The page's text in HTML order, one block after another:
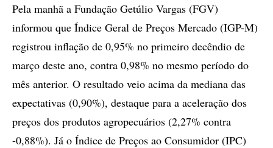
Pela manhã a Fundação Getúlio Vargas (FGV)
informou que Índice Geral de Preços Mercado (IGP-M)
registrou inflação de 0,95% no primeiro decêndio de
março deste ano, contra 0,98% no mesmo período do
mês anterior. O resultado veio acima da mediana das
expectativas (0,90%), destaque para a aceleração dos
preços dos produtos agropecuários (2,27% contra
-0,88%). Já o Índice de Preços ao Consumidor (IPC)